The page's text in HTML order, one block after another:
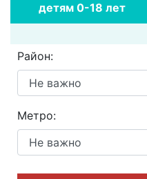
детям 0-18 лет
Район:
Метро: